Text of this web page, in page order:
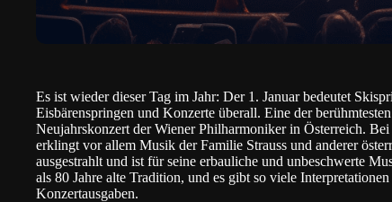
Es ist wieder dieser Tag im Jahr: Der 1. Januar bedeutet
Eisbärenspringen und Konzerte überall. Eine der
Neujahrskonzert der Wiener Philharmoniker in Österreich.
erklingt vor allem Musik der Familie Strauss und anderer
ausgestrahlt und ist für seine erbauliche und unbeschwerte
als 80 Jahre alte Tradition, und es gibt so viele
Konzertausgaben.